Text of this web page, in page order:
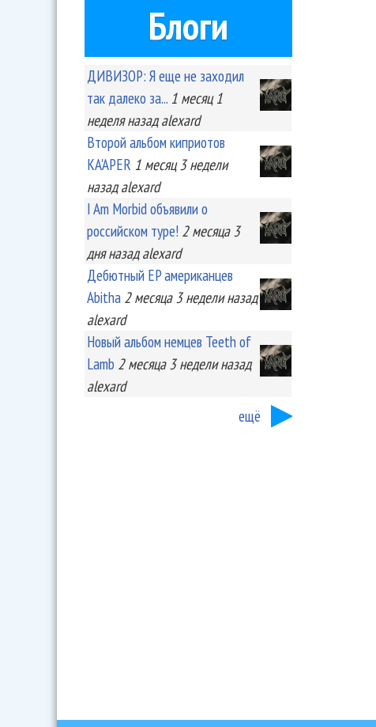
Блоги
ДИВИЗОР: Я еще не заходил
так далеко за... 1 месяц 1
неделяназад alexard
Второй альбом киприотов
KA'APER 1 месяц 3 недели
назад alexard
I Am Morbid объявили о
российском туре! 2 месяца 3
дняназад alexard
Дебютный EP американцев
Abitha 2 месяца 3 неделиназад
alexard
Новый альбом немцев Teeth of
Lamb 2 месяца 3 неделиназад
alexard
ещё